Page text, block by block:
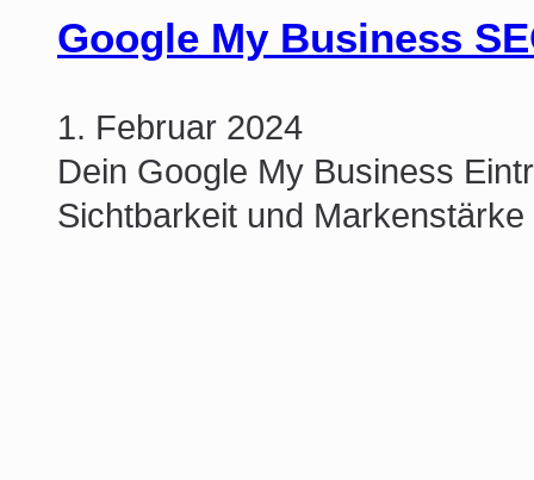
Google My Business
1. Februar 2024
Dein Google My Business
Sichtbarkeit und